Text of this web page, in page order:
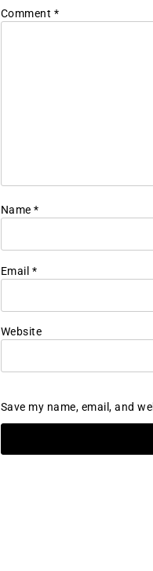
Comment *
Name *
Email *
Website
Save my name, email, and